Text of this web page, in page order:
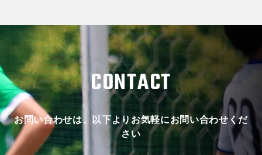
CONTACT
お問い合わせは、以下よりお気軽にお問い合わせくだ
さい